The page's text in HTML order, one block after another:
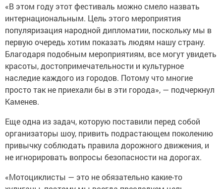
«В этом году этот фестиваль можно смело назвать
интернациональным. Цель этого мероприятия
популяризация народной дипломатии, поскольку мы в
первую очередь хотим показать людям нашу страну.
Благодаря подобным мероприятиям, все могут увидеть
красоты, достопримечательности и культурное
наследие каждого из городов. Потому что многие
просто так не приехали бы в эти города», — подчеркнул
Каменев.
Еще одна из задач, которую поставили перед собой
организаторы шоу, привить подрастающем поколению
привычку соблюдать правила дорожного движения, и
не игнорировать вопросы безопасности на дорогах.
«Мотоциклисты — это не обязательно какие-то